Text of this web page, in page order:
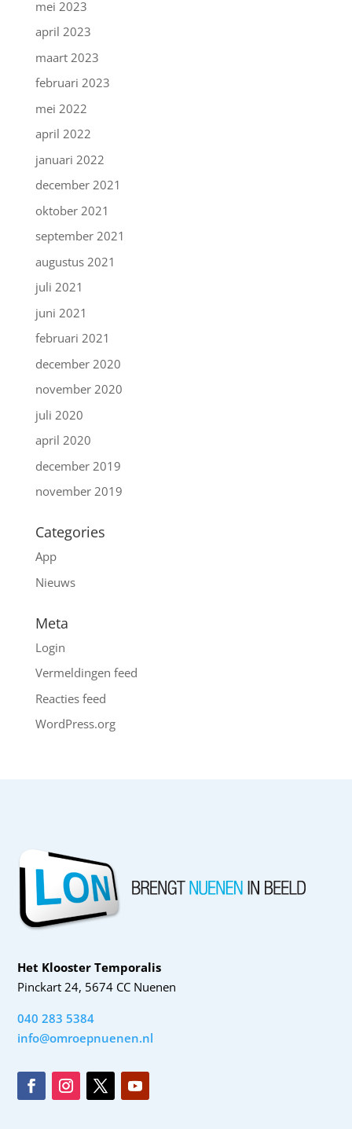
mei 2023
april 2023
maart 2023
februari 2023
mei 2022
april 2022
januari 2022
december 2021
oktober 2021
september 2021
augustus 2021
juli 2021
juni 2021
februari 2021
december 2020
november 2020
juli 2020
april 2020
december 2019
november 2019
Categories
App
Nieuws
Meta
Login
Vermeldingen feed
Reacties feed
WordPress.org
Het Klooster Temporalis
Pinckart 24, 5674 CC Nuenen
040 283 5384
info@omroepnuenen.nl